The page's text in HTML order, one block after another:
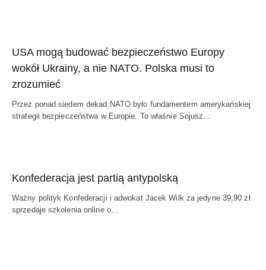
USA mogą budować bezpieczeństwo Europy
wokół Ukrainy, a nie NATO. Polska musi to
zrozumieć
Przez ponad siedem dekad NATO było fundamentem amerykańskiej
strategii bezpieczeństwa w Europie. To właśnie Sojusz…
Konfederacja jest partią antypolską
Ważny polityk Konfederacji i adwokat Jacek Wilk za jedyne 39,90 zł
sprzedaje szkolenia online o…